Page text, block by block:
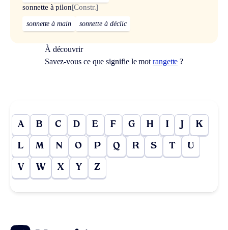
sonnette à pilon[Constr.]
sonnette à main sonnette à déclic
À découvrir
Savez-vous ce que signifie le motrangette ?
A B C D E F G H I J K
L M N O P Q R S T U
V W X Y Z